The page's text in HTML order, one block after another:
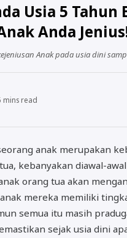
PIP
Usia 5 Tahun
Anda
Anak pada usia dini
mins read
anak merupakan
kebanyakan diawal-
orang tua akan
mereka memiliki
semua itu masih
sejak usia dini